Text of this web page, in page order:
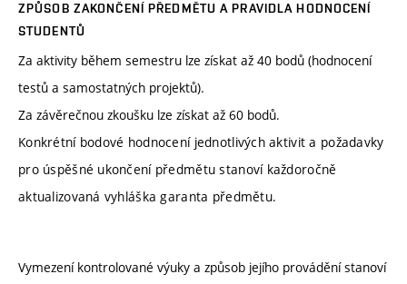
ZPŮSOB ZAKONČENÍ PŘEDMĚTU A PRAVIDLA HODNOCENÍ
STUDENTŮ
Za aktivity během semestru lze získat až 40 bodů (hodnocení
testů a samostatných projektů).
Za závěrečnou zkoušku lze získat až 60 bodů.
Konkrétní bodové hodnocení jednotlivých aktivit a požadavky
pro úspěšné ukončení předmětu stanoví každoročně
aktualizovaná vyhláška garanta předmětu.
Vymezení kontrolované výuky a způsob jejího provádění stanoví